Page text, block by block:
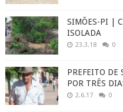
SIMÕES-PI |
ISOLADA
23.3.18 0
PREFEITO DE
POR TRÊS
2.6.17 0